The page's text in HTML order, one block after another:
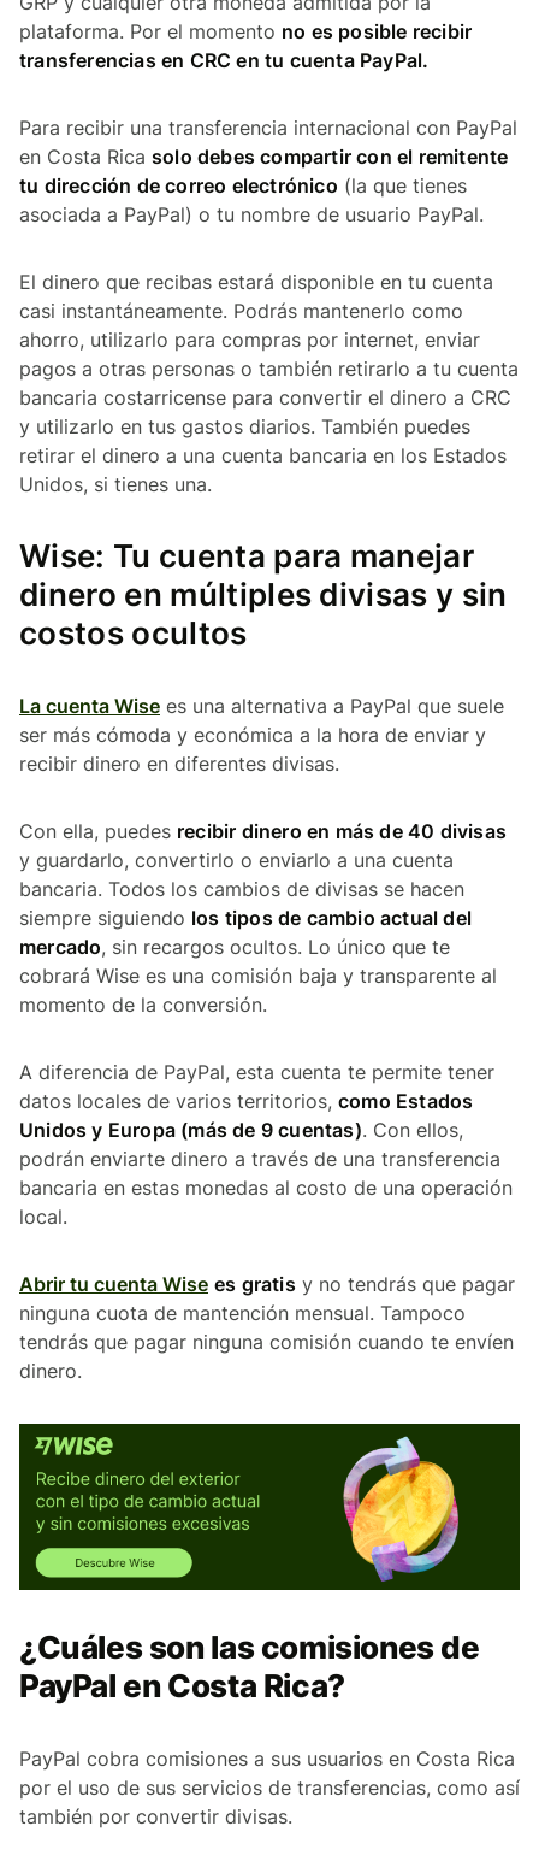
plataforma. Por el momento no es posible recibir
transferencias en CRC en tu cuenta PayPal.
Para recibir una transferencia internacional con PayPal
en Costa Rica solo debes compartir con el remitente
tu dirección de correo electrónico (la que tienes
asociada a PayPal) o tu nombre de usuario PayPal.
El dinero que recibas estará disponible en tu cuenta
casi instantáneamente. Podrás mantenerlo como
ahorro, utilizarlo para compras por internet, enviar
pagos a otras personas o también retirarlo a tu cuenta
bancaria costarricense para convertir el dinero a CRC
y utilizarlo en tus gastos diarios. También puedes
retirar el dinero a una cuenta bancaria en los Estados
Unidos, si tienes una.
Wise: Tu cuenta para manejar
dinero en múltiples divisas y sin
costos ocultos
La cuenta Wise es una alternativa a PayPal que suele
ser más cómoda y económica a la hora de enviar y
recibir dinero en diferentes divisas.
Con ella, puedes recibir dinero en más de 40 divisas
y guardarlo, convertirlo o enviarlo a una cuenta
bancaria. Todos los cambios de divisas se hacen
siempre siguiendo los tipos de cambio actual del
mercado, sin recargos ocultos. Lo único que te
cobrará Wise es una comisión baja y transparente al
momento de la conversión.
A diferencia de PayPal, esta cuenta te permite tener
datos locales de varios territorios, como Estados
Unidos y Europa (más de 9 cuentas). Con ellos,
podrán enviarte dinero a través de una transferencia
bancaria en estas monedas al costo de una operación
local.
Abrir tu cuenta Wise es gratis y no tendrás que pagar
ninguna cuota de mantención mensual. Tampoco
tendrás que pagar ninguna comisión cuando te envíen
dinero.
¿Cuáles son las comisiones de
PayPal en Costa Rica?
PayPal cobra comisiones a sus usuarios en Costa Rica
por el uso de sus servicios de transferencias, como así
también por convertir divisas.